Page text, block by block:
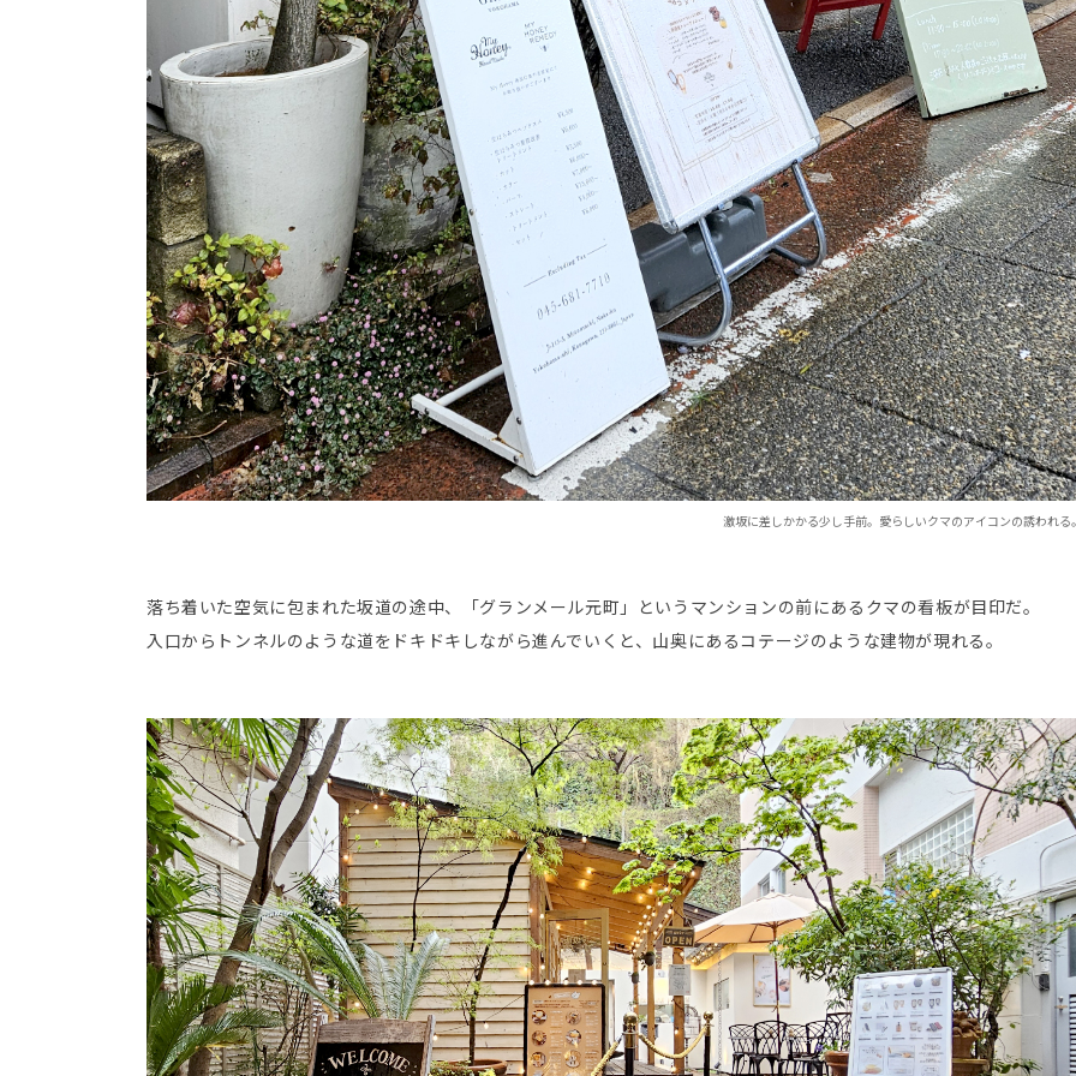
激坂に差しかかる少し手前。愛らしいクマのアイコンの誘われる
落ち着いた空気に包まれた坂道の途中、「グランメール元町」というマンションの前にあるクマの看板が目印だ。
入口からトンネルのような道をドキドキしながら進んでいくと、山奥にあるコテージのような建物が現れる。